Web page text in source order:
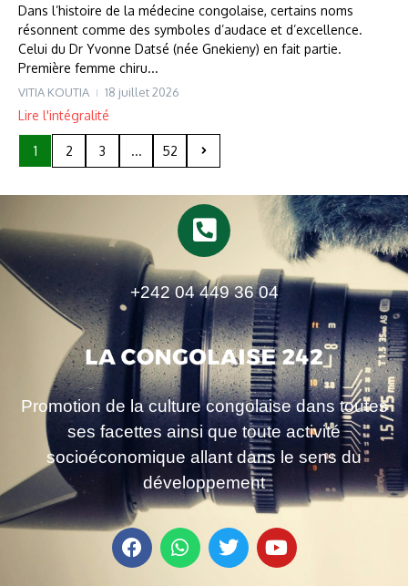
Dans l’histoire de la médecine congolaise, certains noms
résonnent comme des symboles d’audace et d’excellence.
Celui du Dr Yvonne Datsé (née Gnekieny) en fait partie.
Première femme chiru...
VITIA KOUTIA 18 juillet 2026
Lire l'intégralité
1 2 3 ... 52
+242 04 449 36 04
Promotion de la culture congolaise dans toutes
ses facettes ainsi que toute activité
socioéconomique allant dans le sens du
développement